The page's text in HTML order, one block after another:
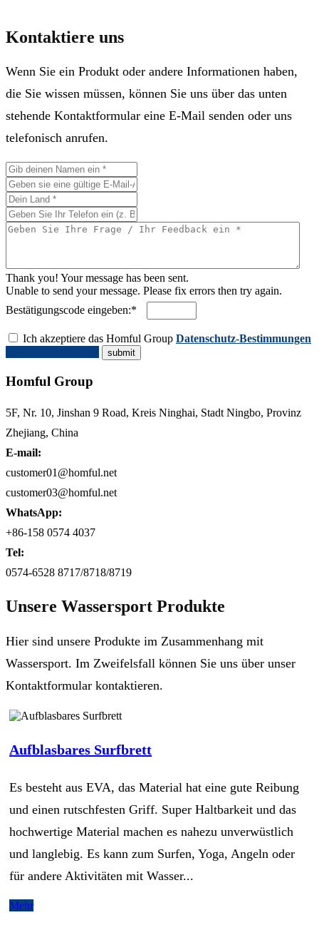
Kontaktiere uns
Wenn Sie ein Produkt oder andere Informationen haben,
die Sie wissen müssen, können Sie uns über das unten
stehende Kontaktformular eine E-Mail senden oder uns
telefonisch anrufen.
Thank you! Your message has been sent.
Unable to send your message. Please fix errors then try again.
Bestätigungscode eingeben:*
Ich akzeptiere das Homful Group Datenschutz-Bestimmungen
Homful Group
5F, Nr. 10, Jinshan 9 Road, Kreis Ninghai, Stadt Ningbo, Provinz
Zhejiang, China
E-mail:
customer01@homful.net
customer03@homful.net
WhatsApp:
+86-158 0574 4037
Tel:
0574-6528 8717/8718/8719
Unsere Wassersport Produkte
Hier sind unsere Produkte im Zusammenhang mit
Wassersport. Im Zweifelsfall können Sie uns über unser
Kontaktformular kontaktieren.
Aufblasbares Surfbrett
Es besteht aus EVA, das Material hat eine gute Reibung
und einen rutschfesten Griff. Super Haltbarkeit und das
hochwertige Material machen es nahezu unverwüstlich
und langlebig. Es kann zum Surfen, Yoga, Angeln oder
für andere Aktivitäten mit Wasser...
Mehr